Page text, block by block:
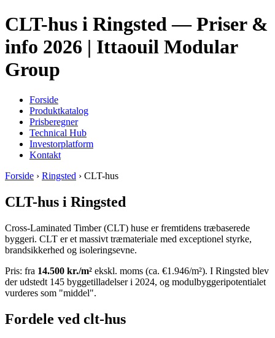
CLT-hus i Ringsted — Priser &
info 2026 | Ittaouil Modular
Group
Forside
Produktkatalog
Prisberegner
Technical Hub
Investorplatform
Kontakt
Forside › Ringsted › CLT-hus
CLT-hus i Ringsted
Cross-Laminated Timber (CLT) huse er fremtidens træbaserede
byggeri. CLT er et massivt træmateriale med exceptionel styrke,
brandsikkerhed og isoleringsevne.
Pris: fra 14.500 kr./m² ekskl. moms (ca. €1.946/m²). I Ringsted blev
der udstedt 145 byggetilladelser i 2024, og modulbyggeripotentialet
vurderes som "middel".
Fordele ved clt-hus